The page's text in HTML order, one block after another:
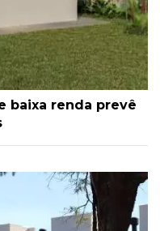
baixa renda prevê